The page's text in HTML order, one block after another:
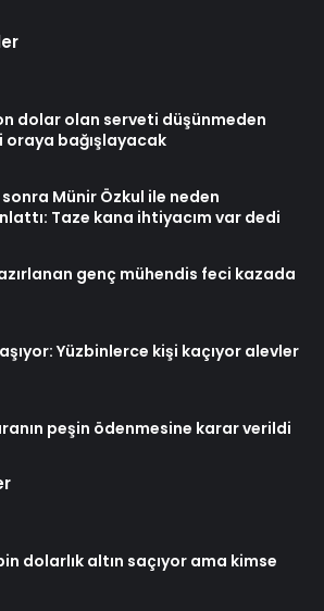
dolar olan serveti düşünmeden
bağışlayacak
sonra Münir Özkul ile neden
Taze kana ihtiyacım var dedi
genç mühendis feci kazada
Yüzbinlerce kişi kaçıyor alevler
peşin ödenmesine karar verildi
dolarlık altın saçıyor ama kimse